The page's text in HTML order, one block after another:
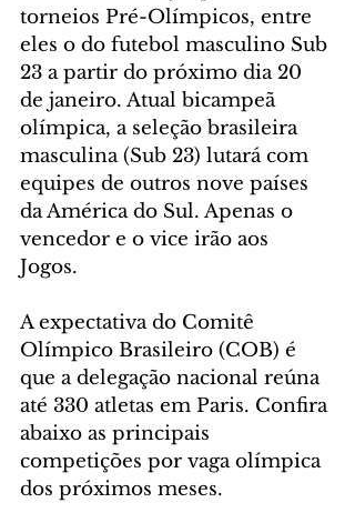
torneios Pré-Olímpicos, entre
eles o do futebol masculino Sub
23 a partir do próximo dia 20
de janeiro. Atual bicampeã
olímpica, a seleção brasileira
masculina (Sub 23) lutará com
equipes de outros nove países
da América do Sul. Apenas o
vencedor e o vice irão aos
Jogos.
A expectativa do Comitê
Olímpico Brasileiro (COB) é
que a delegação nacional reúna
até 330 atletas em Paris. Confira
abaixo as principais
competições por vaga olímpica
dos próximos meses.